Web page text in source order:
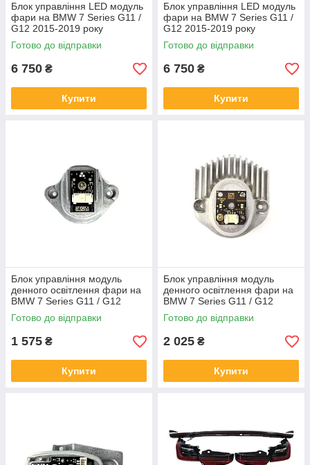
Блок управління LED модуль
фари на BMW 7 Series G11 /
G12 2015-2019 року
Готово до відправки
6 750 ₴
Купити
Блок управління LED модуль
фари на BMW 7 Series G11 /
G12 2015-2019 року
Готово до відправки
6 750 ₴
Купити
Блок управління модуль
денного освітлення фари на
BMW 7 Series G11 / G12
2015-2019 року
Готово до відправки
1 575 ₴
Купити
Блок управління модуль
денного освітлення фари на
BMW 7 Series G11 / G12
2015-2019 року
Готово до відправки
2 025 ₴
Купити